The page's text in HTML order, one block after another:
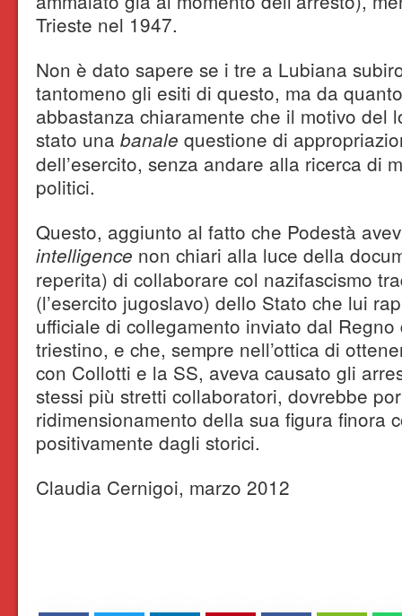
Trieste nel 1947.
Non è dato sapere se i tre a Lubiana
tantomeno gli esiti di questo, ma da
abbastanza chiaramente che il motivo del
stato una banale questione di
dell’esercito, senza andare alla ricerca di
politici.
Questo, aggiunto al fatto che Podestà
intelligence non chiari alla luce della
reperita) di collaborare col nazifascismo
(l’esercito jugoslavo) dello Stato che lui
ufficiale di collegamento inviato dal
triestino, e che, sempre nell’ottica di
con Collotti e la SS, aveva causato gli
stessi più stretti collaboratori, dovrebbe
ridimensionamento della sua figura finora
positivamente dagli storici.
Claudia Cernigoi, marzo 2012